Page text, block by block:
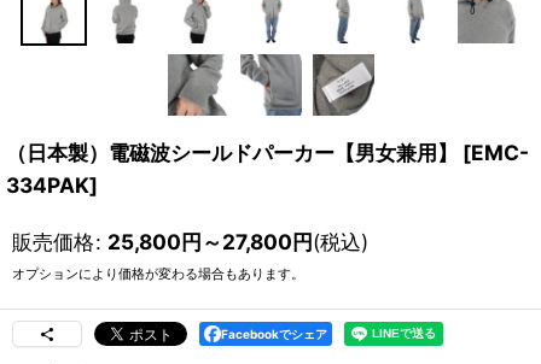
（日本製）電磁波シールドパーカー【男女兼用】 [EMC-
334PAK]
販売価格: 25,800円～27,800円(税込)
オプションにより価格が変わる場合もあります。
Facebookでシェア